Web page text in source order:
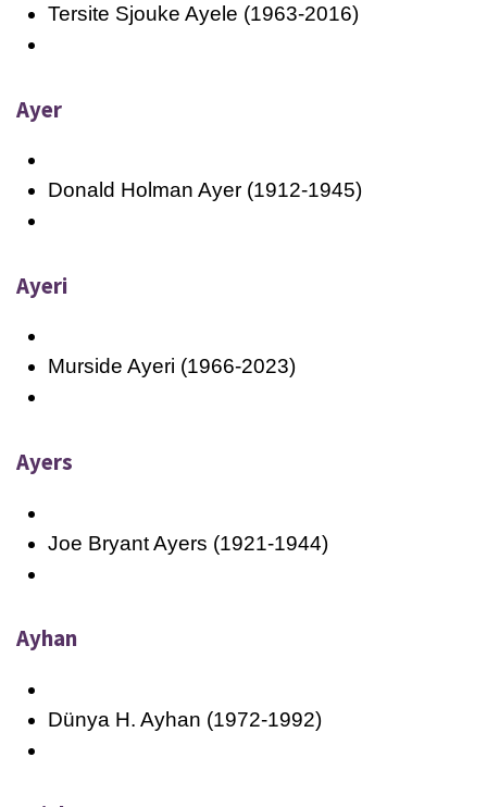
Tersite Sjouke Ayele (1963-2016)
Ayer
Donald Holman Ayer (1912-1945)
Ayeri
Murside Ayeri (1966-2023)
Ayers
Joe Bryant Ayers (1921-1944)
Ayhan
Dünya H. Ayhan (1972-1992)